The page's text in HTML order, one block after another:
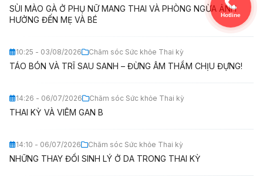
SÙI MÀO GÀ Ở PHỤ NỮ MANG THAI VÀ PHÒNG NGỪA ẢNH
HƯỞNG ĐẾN MẸ VÀ BÉ
10:25 - 03/08/2026 Chăm sóc Sức khỏe Thai kỳ
TÁO BÓN VÀ TRĨ SAU SANH – ĐỪNG ÂM THẦM CHỊU ĐỰNG!
14:26 - 06/07/2026 Chăm sóc Sức khỏe Thai kỳ
THAI KỲ VÀ VIÊM GAN B
14:10 - 06/07/2026 Chăm sóc Sức khỏe Thai kỳ
NHỮNG THAY ĐỔI SINH LÝ Ở DA TRONG THAI KỲ
Hotline